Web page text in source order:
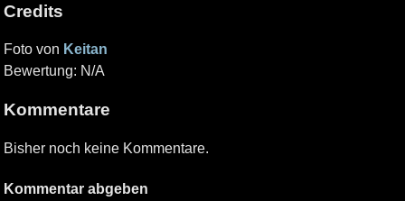
Credits
Foto von Keitan
Bewertung: N/A
Kommentare
Bisher noch keine Kommentare.
Kommentar abgeben